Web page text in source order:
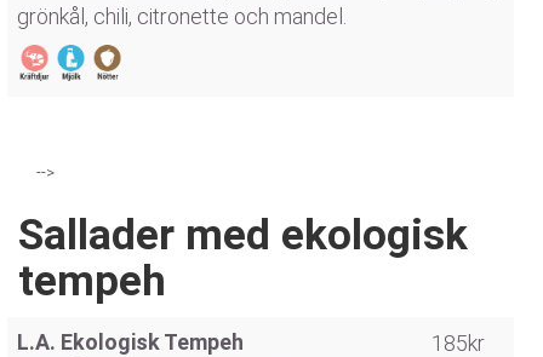
grönkål, chili, citronette och mandel.
-->
Sallader med ekologisk
tempeh
L.A. Ekologisk Tempeh
185kr